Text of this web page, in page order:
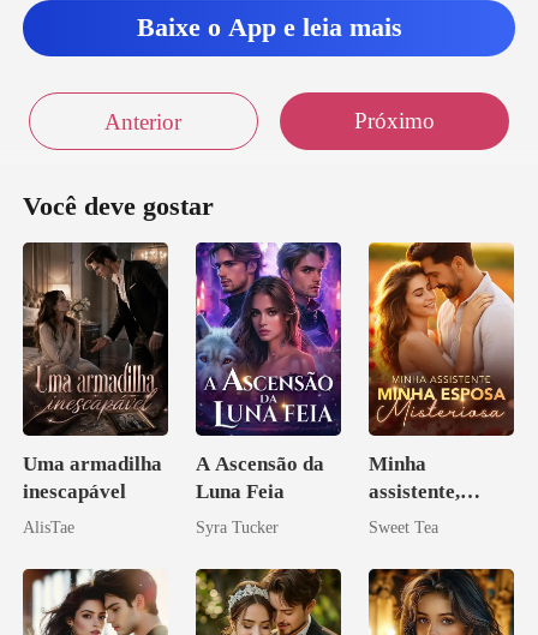
Baixe o App e leia mais
Anterior Próximo
Você deve gostar
Uma armadilha
inescapável
AlisTae
A Ascensão da
Luna Feia
Syra Tucker
Minha
assistente,
minha esposa
Sweet Tea